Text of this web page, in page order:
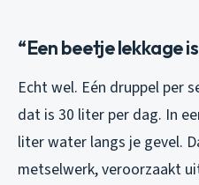
“Een beetje lekkage
Echt wel. Eén druppel per
dat is 30 liter per dag. In
liter water langs je gevel.
metselwerk, veroorzaakt